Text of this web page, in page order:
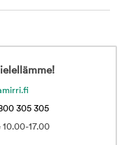
305 305
10.00-17.00